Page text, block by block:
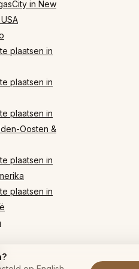
in New
plaatsen in
plaatsen in
plaatsen in
Oosten &
plaatsen in
plaatsen in